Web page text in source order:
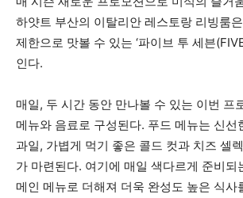
하얏트 부산의 이탈리안 레스토랑 리빙룸
제한으로 맛볼 수 있는 ‘파이브 투 세븐
인다.
매일, 두 시간 동안 만나볼 수 있는 이번 프
메뉴와 음료로 구성된다. 푸드 메뉴는 신선
과일, 가볍게 먹기 좋은 콜드 컷과 치즈 셀
가 마련된다. 여기에 매일 색다르게 준비되
메인 메뉴로 더해져 더욱 완성도 높은 식사